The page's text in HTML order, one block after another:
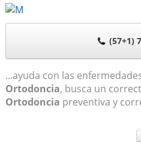
(57+1)
...ayuda con las
Ortodoncia, busca un
Ortodoncia preventiva y